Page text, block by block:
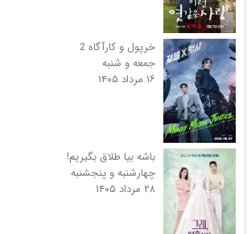
خرپول و کارآگاه 2
جمعه و شنبه
۱۶ مرداد ۱۴۰۵
باشه بیا طلاق بگیریم!
چهارشنبه و پنجشنبه
۲۸ مرداد ۱۴۰۵